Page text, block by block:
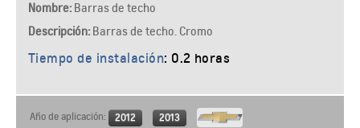
Nombre: Barras de techo
Descripción: Barras de techo. Cromo
Tiempo de instalación: 0.2 horas
Año de aplicación: 2012 2013